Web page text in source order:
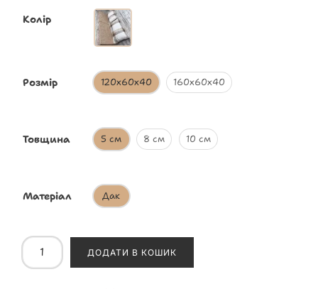
Колір
Розмір 120х60х40 160х60х40
Товщина 5 см 8 см 10 см
Матеріал Дак
ДОДАТИ В КОШИК